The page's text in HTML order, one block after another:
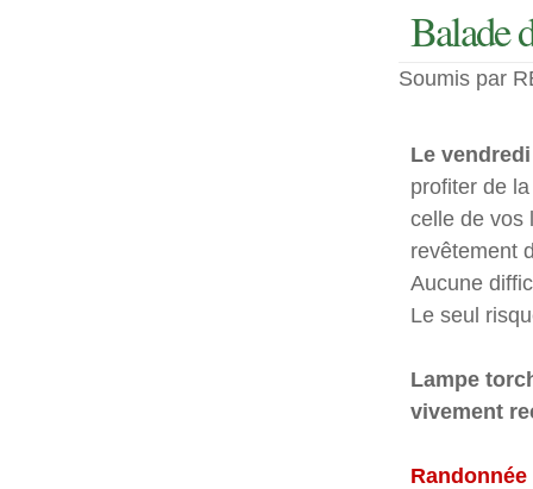
Balade
Soumis par
Le
profiter de
celle de vos
revêtement
Aucune
Le seul
Lampe
vivement